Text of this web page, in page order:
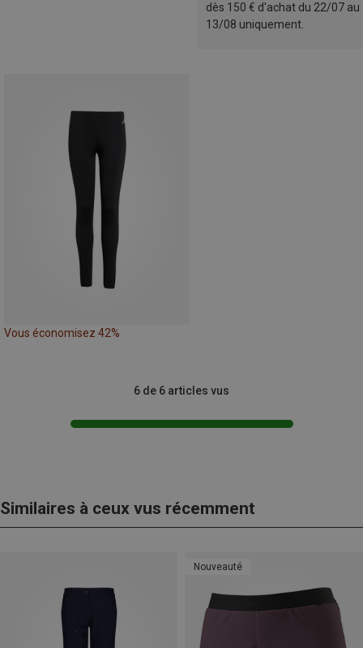
dès 150 € d'achat du 22/07 au
13/08 uniquement.
Vous économisez 42%
6 de 6 articles vus
Similaires à ceux vus récemment
Nouveauté